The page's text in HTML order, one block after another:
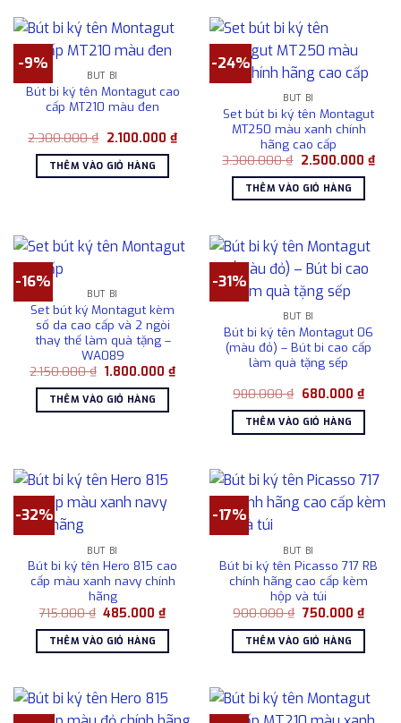
-9%
BÚT BI
Bút bi ký tên Montagut cao
cấp MT210 màu đen
2.300.000₫ Giá
là:
2.300.000 ₫.
2.100.000 ₫Giá
hiện
2.100.000 ₫.
THÊM VÀO GIỎ HÀNG
-24%
BÚT BI
Set bút bi ký tên Montagut
MT250 màu xanh chính
hãng cao cấp
3.300.000₫ Giá
là:
3.300.000 ₫.
2.500.000 ₫Giá
hiện
THÊM VÀO GIỎ HÀNG
-16%
BÚT BI
Set bút ký Montagut kèm
sổ da cao cấp và 2 ngòi
thay thế làm quà tặng –
WA089
2.150.000₫ Giá
là:
2.150.000 ₫.
1.800.000₫Giá
THÊM VÀO GIỎ HÀNG
-31%
BÚT BI
Bút bi ký tên Montagut 06
(màu đỏ) – Bút bi cao cấp
làm quà tặng sếp
980.000₫ Giá
là:
980.000 ₫.
680.000 ₫Giá
tại
THÊM VÀO GIỎ HÀNG
-32%
BÚT BI
Bút bi ký tên Hero 815 cao
cấp màu xanh navy chính
hãng
715.000₫ Giá
là:
715.000 ₫.
485.000₫Giá
hiện
tại
485.000 ₫.
THÊM VÀO GIỎ HÀNG
-17%
BÚT BI
Bút bi ký tên Picasso 717 RB
chính hãng cao cấp kèm
hộp và túi
900.000₫ Giá
là:
900.000 ₫.
750.000 ₫Giá
hiện
tại
THÊM VÀO GIỎ HÀNG